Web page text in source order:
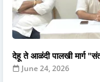
देहू ते आळंदी पालखी मार्ग
June 24, 2026